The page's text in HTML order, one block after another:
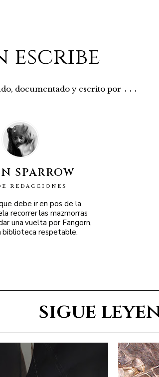
escribe
documentado y escrito por ...
SPARROW
REDACCIONES
debe ir en pos de la
recorrer las mazmorras
una vuelta por Fangorn,
biblioteca respetable.
sigue